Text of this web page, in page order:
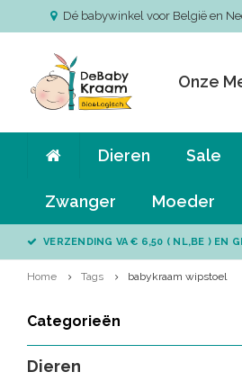
Dé babywinkel voor België en
Onze
Dieren Sale
Zwanger Moeder
VERZENDING VA € 6,50 ( NL,BE ) EN
Home Tags babykraam wipstoel
Categorieën
Dieren